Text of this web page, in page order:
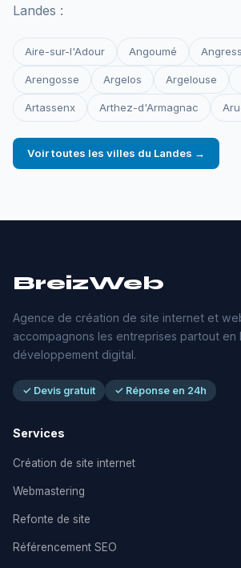
Landes :
Aire-sur-l'Adour Angoumé
Arengosse Argelos Argelouse
Artassenx Arthez-d'Armagnac
Voir toutes les villes du Landes →
BreizWeb
Agence de création de site internet et
accompagnons les entreprises partout en
développement digital.
✓ Devis gratuit ✓ Réponse en 24h
Services
Création de site internet
Webmastering
Refonte de site
Référencement SEO